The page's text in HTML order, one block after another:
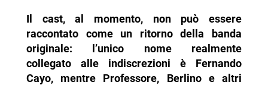
Il cast, al momento, non può essere
raccontato come un ritorno della banda
originale: l’unico nome realmente
collegato alle indiscrezioni è Fernando
Cayo, mentre Professore, Berlino e altri